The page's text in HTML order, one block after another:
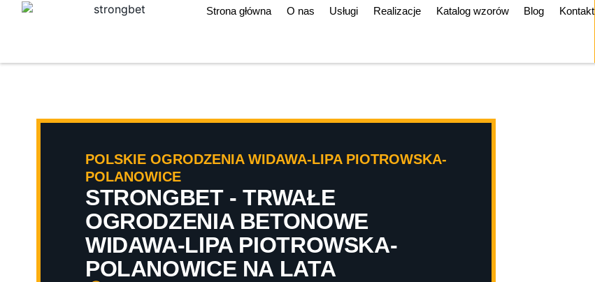
Strona główna O nas Usługi Realizacje Katalog wzorów Blog Kontakt
POLSKIE OGRODZENIA WIDAWA-LIPA PIOTROWSKA-
POLANOWICE
STRONGBET - TRWAŁE
OGRODZENIA BETONOWE
WIDAWA-LIPA PIOTROWSKA-
POLANOWICE NA LATA